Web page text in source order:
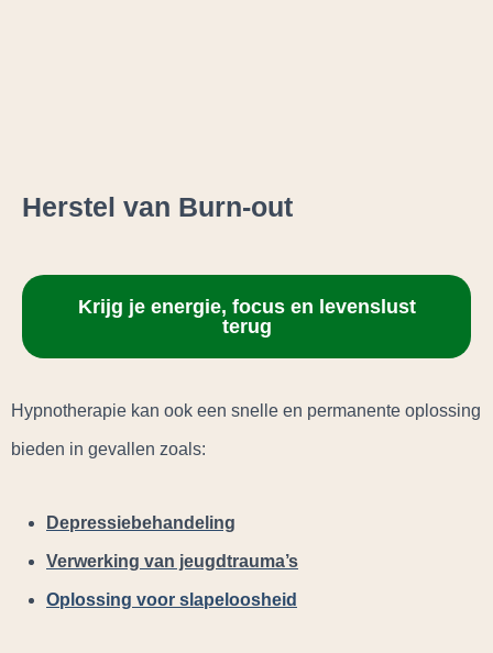
Herstel van Burn-out
Krijg je energie, focus en levenslust
terug
Hypnotherapie kan ook een snelle en permanente oplossing
bieden in gevallen zoals:
Depressiebehandeling
Verwerking van jeugdtrauma’s
Oplossing voor slapeloosheid